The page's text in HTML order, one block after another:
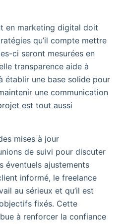
en marketing digital doit
qu’il compte mettre
ci seront mesurées en
transparence aide à
établir une base solide pour
une communication
est tout aussi
mises à jour
de suivi pour discuter
éventuels ajustements
informé, le freelance
au sérieux et qu’il est
fixés. Cette
à renforcer la confiance